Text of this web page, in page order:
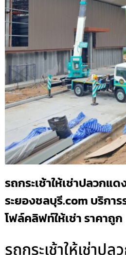
รถกระเช้าให้เช่าปลวกแด
ระยองชลบุรี.com บริการ
โฟล์คลิฟท์ให้เช่า ราคาถูก
รถกระเช้าให้เช่าป